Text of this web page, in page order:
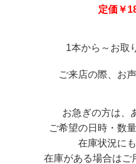
定価￥
1本から～お取
ご来店の際、お
お急ぎの方は、
ご希望の日時・数
在庫状況に
在庫がある場合はご